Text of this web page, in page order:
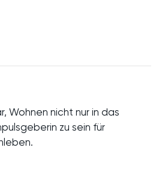
Wohnen nicht nur in das
zu sein für